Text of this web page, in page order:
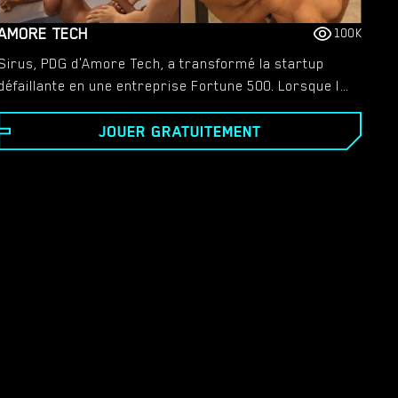
TECH 100K
PDG d'Amore Tech, a transformé la startup
en une entreprise Fortune 500. Lorsque le
lui a refusé une augmentation, il s'est senti
Sa femme, Elara, a révélé un secret qui a
son désir de vengeance. Élaborant un plan
JOUER GRATUITEMENT